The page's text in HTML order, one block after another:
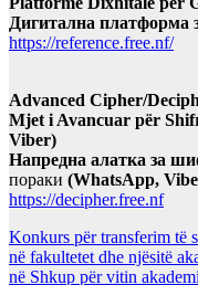
Дигитална платформа
https://reference.free.nf/
Advanced Cipher/
Mjet i Avancuar për
Viber)
Напредна алатка за
пораки (WhatsApp,
https://decipher.free.nf
Konkurs për transferim të
në fakultetet dhe njësitë
në Shkup për vitin